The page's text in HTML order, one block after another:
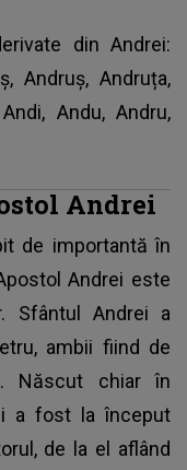
din Andrei:
Andruș, Andruța,
Andu, Andru,
Andrei
de importantă în
Andrei este
. Sfântul Andrei a
ambii fiind de
Născut chiar în
a fost la început
de la el aflând